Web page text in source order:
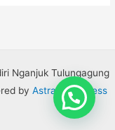
Nganjuk Tulungagung
by Astra WordPress